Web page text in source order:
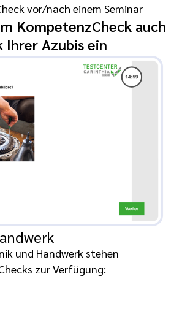
vor/nach einem Seminar
KompetenzCheck auch
Ihrer Azubis ein
und Handwerk stehen
zur Verfügung: